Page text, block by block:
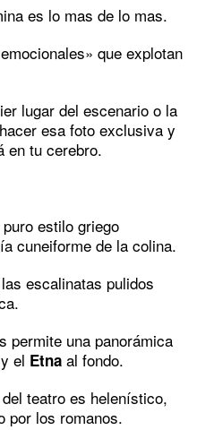
es lo mas de lo mas.
que explotan
lugar del escenario o la
esa foto exclusiva y
en tu cerebro.
estilo griego
cuneiforme de la colina.
escalinatas pulidos
permite una panorámica
el Etna al fondo.
teatro es helenístico,
por los romanos.